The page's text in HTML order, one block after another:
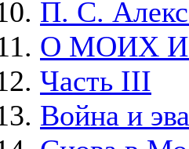
П. С.
О МОИХ
Часть III
Война и